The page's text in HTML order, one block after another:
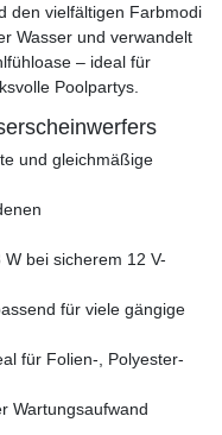
den vielfältigen Farbmodi
Wasser und verwandelt
– ideal für
Poolpartys.
und gleichmäßige
bei sicherem 12 V-
für viele gängige
für Folien-, Polyester-
Wartungsaufwand